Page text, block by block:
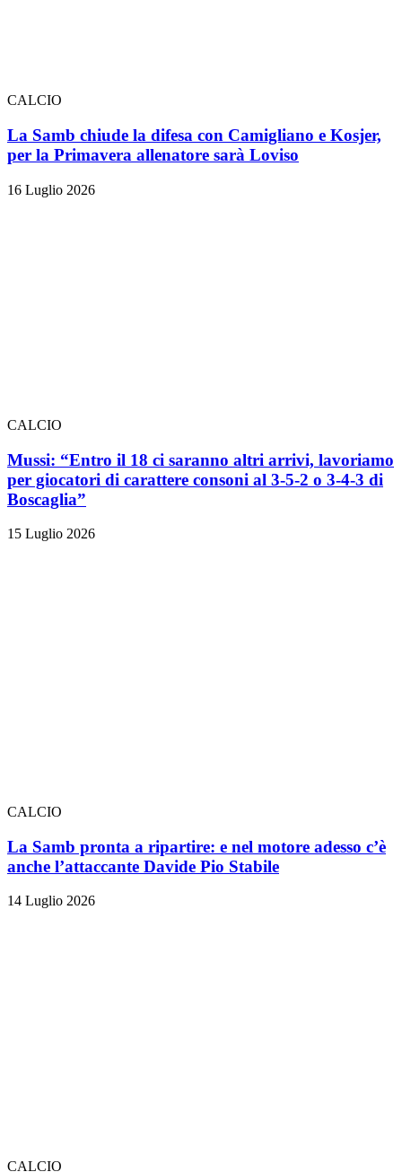
CALCIO
La Samb chiude la difesa con Camigliano e Kosjer,
per la Primavera allenatore sarà Loviso
16 Luglio 2026
CALCIO
Mussi: “Entro il 18 ci saranno altri arrivi, lavoriamo
per giocatori di carattere consoni al 3-5-2 o 3-4-3 di
Boscaglia”
15 Luglio 2026
CALCIO
La Samb pronta a ripartire: e nel motore adesso c’è
anche l’attaccante Davide Pio Stabile
14 Luglio 2026
CALCIO